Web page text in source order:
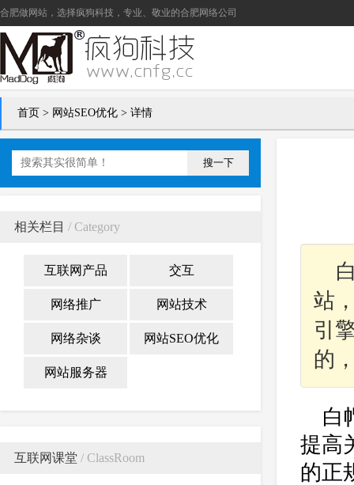
合肥做网站 ，选择疯狗科技，专业、敬业的合肥网络公司
首页 > 网站SEO优化 > 详情
搜一下
相关栏目 / Category
互联网产品 交互
网络推广 网站技术
网络杂谈 网站SEO优化
网站服务器
互联网课堂 / ClassRoom
站
引
的
白
提高
的正